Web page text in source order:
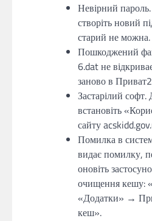
Невірний
створіть новий
старий не можна.
Пошкоджений
6.dat не
заново в
Застарілий софт.
встановіть
сайту
Помилка в
видає помилку,
оновіть
очищення кешу:
«Додатки» →
кеш».